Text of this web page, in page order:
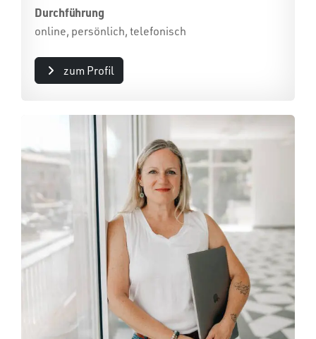
Durchführung
online, persönlich, telefonisch
zum Profil